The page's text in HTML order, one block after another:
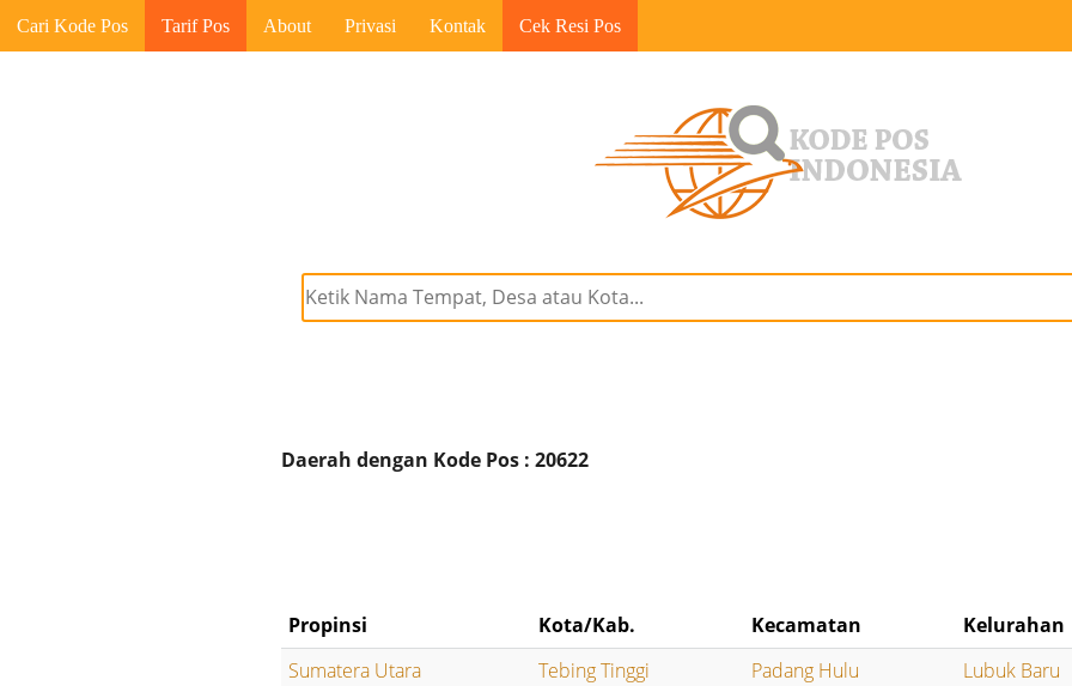
Cari Kode Pos Tarif Pos About Privasi Kontak Cek Resi Pos
Daerah dengan Kode Pos : 20622
Propinsi Kota/Kab. Kecamatan
Kelurahan
Sumatera Utara
Tebing Tinggi Padang Hulu Lubuk Baru